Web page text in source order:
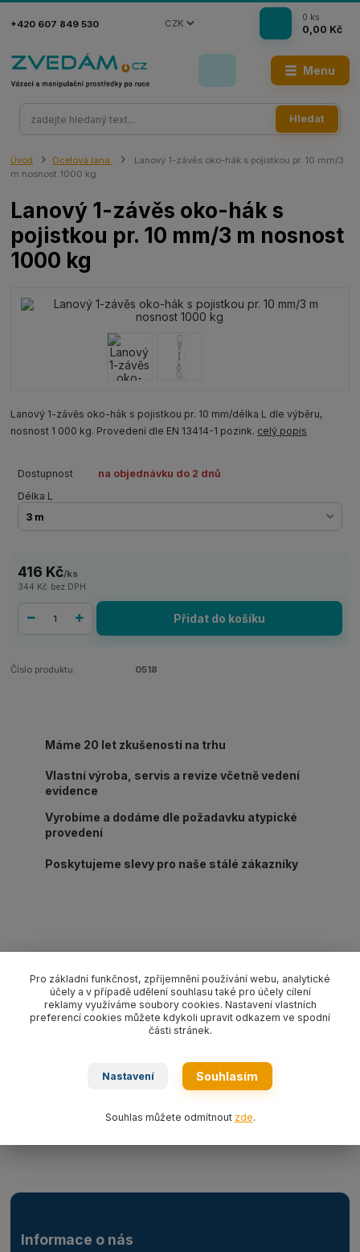
Menu
CZK
Hledat
+420 607 849 530
0 ks
0,00 Kč
Úvod Ocelová lana
Lanový 1-závěs oko-hák s pojistkou pr. 10 mm/3
m nosnost 1000 kg
Lanový 1-závěs oko-hák s
pojistkou pr. 10 mm/3 m nosnost
1000 kg
Lanový 1-závěs oko-hák s pojistkou pr. 10 mm/délka L dle výběru,
nosnost 1 000 kg. Provedení dle EN 13414-1 pozink. celý popis
Dostupnost
na objednávku do 2 dnů
Délka L
416 Kč/ks
344 Kč bez DPH
Přidat do košíku
Číslo produktu: 0518
Máme 20 let zkušeností na trhu
Vlastní výroba, servis a revize včetně vedení
evidence
Vyrobíme a dodáme dle požadavku atypické
provedení
Poskytujeme slevy pro naše stálé zákazníky
Kompletní specifikace
Lanový 1-závěs oko-hák s pojistkou pr. 10 mm/délka L dle
výběru, nosnost 1 000 kg. Provedení dle EN 13414-1 pozink.
Zboží zařazeno v kategoriích
Informace o nás
Pro základní funkčnost, zpříjemnění používání webu, analytické
účely a v případě udělení souhlasu také pro účely cílení
reklamy využíváme soubory cookies. Nastavení vlastních
preferencí cookies můžete kdykoli upravit odkazem ve spodní
části stránek.
Nastavení Souhlasím
Souhlas můžete odmítnout zde.